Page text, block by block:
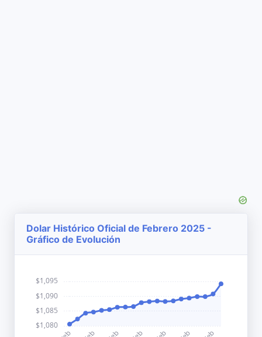
Dolar Histórico Oficial de Febrero 2025 -
Gráfico de Evolución